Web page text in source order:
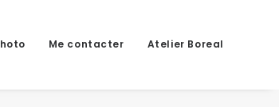
Me contacter Atelier Boreal